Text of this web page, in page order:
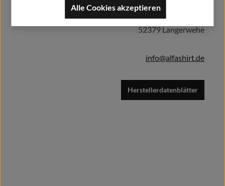
Alfa GmbH / Alfashirt
Weisweilerstr.20-22
52379 Langerwehe
info@alfashirt.de
Herstellerdatenblätter
Alle Cookies akzeptieren